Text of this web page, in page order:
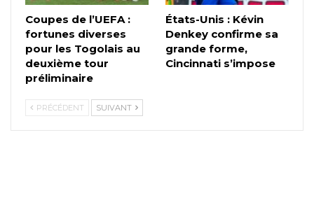
Coupes de l’UEFA :
fortunes diverses
pour les Togolais au
deuxième tour
préliminaire
États-Unis : Kévin
Denkey confirme sa
grande forme,
Cincinnati s’impose
PRÉCÉDENT SUIVANT